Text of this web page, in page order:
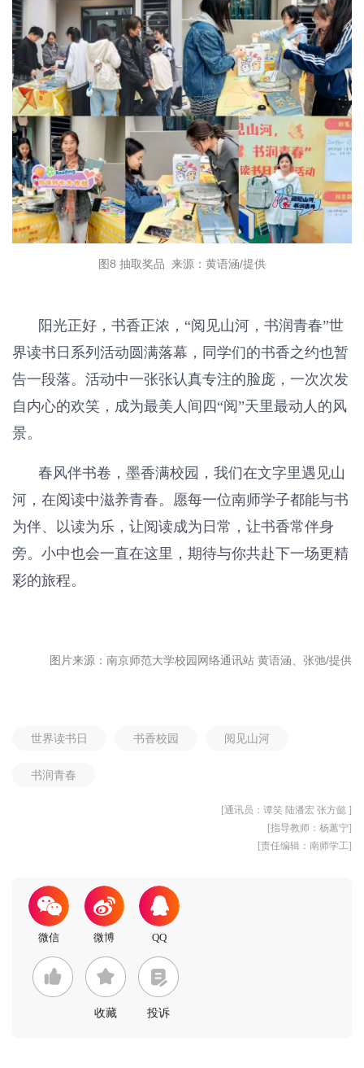
图8 抽取奖品 来源：黄语涵/提供
阳光正好，书香正浓，“阅见山河，书润青春”世
界读书日系列活动圆满落幕，同学们的书香之约也暂
告一段落。活动中一张张认真专注的脸庞，一次次发
自内心的欢笑，成为最美人间四“阅”天里最动人的风
景。
春风伴书卷，墨香满校园，我们在文字里遇见山
河，在阅读中滋养青春。愿每一位南师学子都能与书
为伴、以读为乐，让阅读成为日常，让书香常伴身
旁。小中也会一直在这里，期待与你共赴下一场更精
彩的旅程。
图片来源：南京师范大学校园网络通讯站 黄语涵、张弛/提供
世界读书日 书香校园 阅见山河
书润青春
[通讯员：谭笑 陆潘宏 张方懿 ]
[指导教师：杨蕙宁]
[责任编辑：南师学工]
收藏 投诉